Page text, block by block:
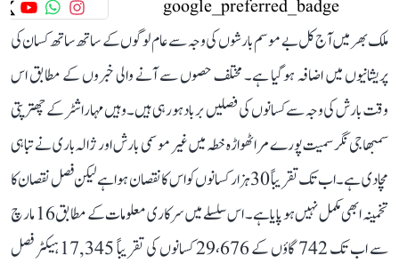
ملک بھر میں آج کل بے موسم بارشوں کی وجہ سے عام لوگوں کے ساتھ ساتھ کسان کی
پریشانیوں میں اضافہ ہوگیا ہے۔ مختلف حصوں سے آنے والی خبروں کے مطابق اس
وقت بارش کی وجہ سے کسانوں کی فصلیں برباد ہورہی ہیں۔ وہیں مہاراشٹر کے چھترپتی
سمبھاجی نگر سمیت پورے مراٹھواڑہ خطہ میں غیر موسمی بارش اور ژالہ باری نے تباہی
مچا دی ہے۔ اب تک تقریباً 30 ہزار کسانوں کو اس کا نقصان ہوا ہے لیکن فصل نقصان کا
تخمینہ ابھی مکمل نہیں ہو پایا ہے۔ اس سلسلے میں سرکاری معلومات کے مطابق 16 مارچ
سے اب تک 742 گاؤں کے 29،676 کسانوں کی تقریباً 17,345 ہیکٹر فصل